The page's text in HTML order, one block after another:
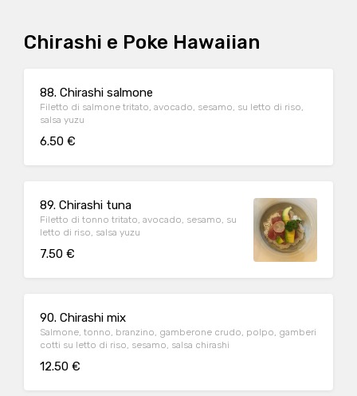
Chirashi e Poke Hawaiian
88. Chirashi salmone
Filetto di salmone tritato, avocado, sesamo, su letto di riso,
salsa yuzu
6.50 €
89. Chirashi tuna
Filetto di tonno tritato, avocado, sesamo, su
letto di riso, salsa yuzu
7.50 €
90. Chirashi mix
Salmone, tonno, branzino, gamberone crudo, polpo, gamberi
cotti su letto di riso, sesamo, salsa chirashi
12.50 €